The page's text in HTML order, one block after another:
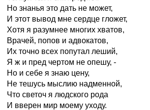
Но знанья это дать не может,
И этот вывод мне сердце гложет,
Хотя я разумнее многих хватов,
Врачей, попов и адвокатов,
Их точно всех попутал леший,
Я ж и пред чертом не опешу, -
Но и себе я знаю цену,
Не тешусь мыслию надменной,
Что светоч я людского рода
И вверен мир моему уходу.